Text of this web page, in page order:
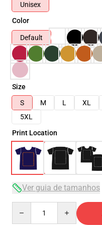
Unisex
Color
Default
Size
S
M L XL
5XL
Print Location
Ver guia de tamanhos